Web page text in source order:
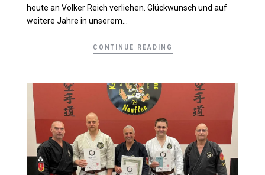
heute an Volker Reich verliehen. Glückwunsch und auf
weitere Jahre in unserem...
CONTINUE READING